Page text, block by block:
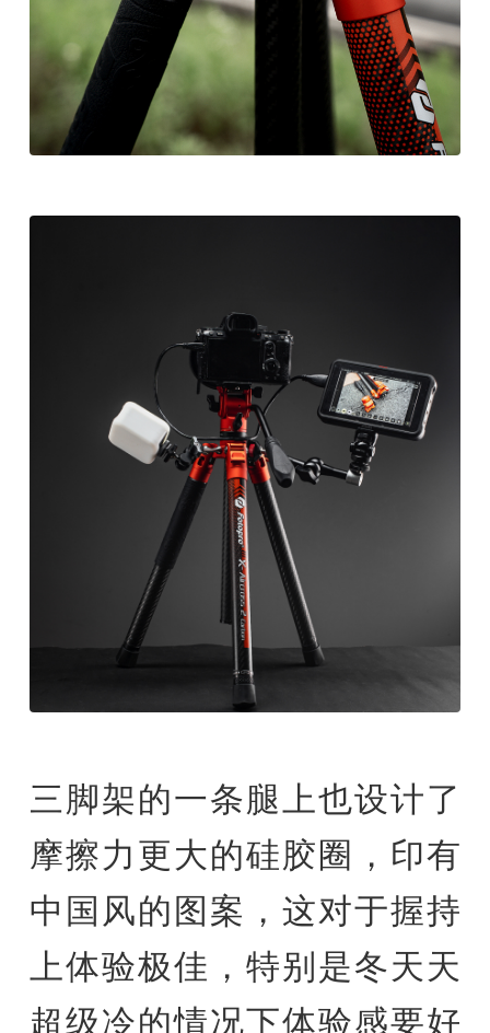
三脚架的一条腿上也设计了
摩擦力更大的硅胶圈，印有
中国风的图案，这对于握持
上体验极佳，特别是冬天天
超级冷的情况下体验感要好